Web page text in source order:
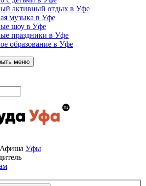
активный отдых в Уфе
музыка в Уфе
шоу в Уфе
праздники в Уфе
образование в Уфе
меню
Афиша Уфы